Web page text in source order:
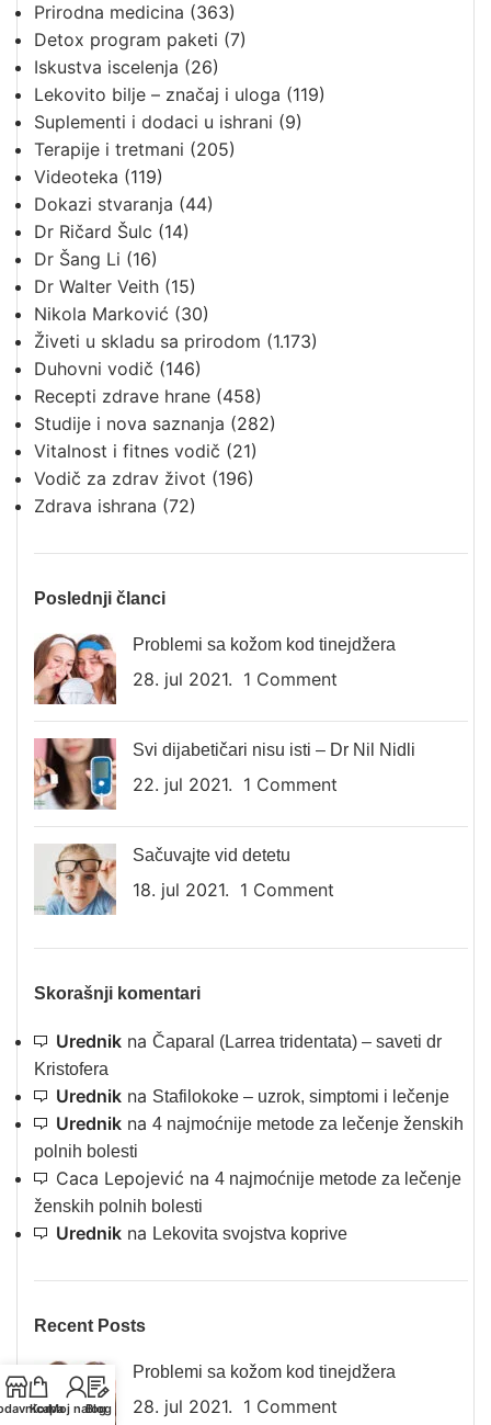
Prirodna medicina (363)
Detox program paketi (7)
Iskustva iscelenja (26)
Lekovito bilje – značaj i uloga (119)
Suplementi i dodaci u ishrani (9)
Terapije i tretmani (205)
Videoteka (119)
Dokazi stvaranja (44)
Dr Ričard Šulc (14)
Dr Šang Li (16)
Dr Walter Veith (15)
Nikola Marković (30)
Živeti u skladu sa prirodom (1.173)
Duhovni vodič (146)
Recepti zdrave hrane (458)
Studije i nova saznanja (282)
Vitalnost i fitnes vodič (21)
Vodič za zdrav život (196)
Zdrava ishrana (72)
Poslednji članci
Problemi sa kožom kod tinejdžera
28. jul 2021. 1 Comment
Svi dijabetičari nisu isti – Dr Nil Nidli
22. jul 2021. 1 Comment
Sačuvajte vid detetu
18. jul 2021. 1 Comment
Skorašnji komentari
Urednik na Čaparal (Larrea tridentata) – saveti dr
Kristofera
Urednik na Stafilokoke – uzrok, simptomi i lečenje
Urednik na 4 najmoćnije metode za lečenje ženskih
polnih bolesti
Caca Lepojević na 4 najmoćnije metode za lečenje
ženskih polnih bolesti
Urednik na Lekovita svojstva koprive
Recent Posts
Problemi sa kožom kod tinejdžera
28. jul 2021. 1 Comment
KorpaMoj nalog
Blog